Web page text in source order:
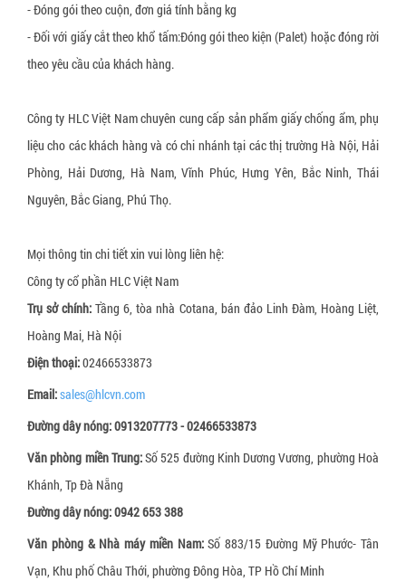
- Đóng gói theo cuộn, đơn giá tính bằng kg
- Đối với giấy cắt theo khổ tấm:Đóng gói theo kiện (Palet) hoặc đóng rời
theo yêu cầu của khách hàng.
Công ty HLC Việt Nam chuyên cung cấp sản phẩm giấy chống ẩm, phụ
liệu cho các khách hàng và có chi nhánh tại các thị trường Hà Nội, Hải
Phòng, Hải Dương, Hà Nam, Vĩnh Phúc, Hưng Yên, Bắc Ninh, Thái
Nguyên, Bắc Giang, Phú Thọ.
Mọi thông tin chi tiết xin vui lòng liên hệ:
Công ty cổ phần HLC Việt Nam
Trụ sở chính: Tầng 6, tòa nhà Cotana, bán đảo Linh Đàm, Hoàng Liệt,
Hoàng Mai, Hà Nội
Điện thoại:02466533873
Email:sales@hlcvn.com
Đường dây nóng:0913207773 - 02466533873
Văn phòng miền Trung:Số 525 đường Kinh Dương Vương, phường Hoà
Khánh, Tp Đà Nẵng
Đường dây nóng:0942 653 388
Văn phòng & Nhà máy miền Nam:Số 883/15 Đường Mỹ Phước- Tân
Vạn, Khu phố Châu Thới, phường Đông Hòa, TP Hồ Chí Minh